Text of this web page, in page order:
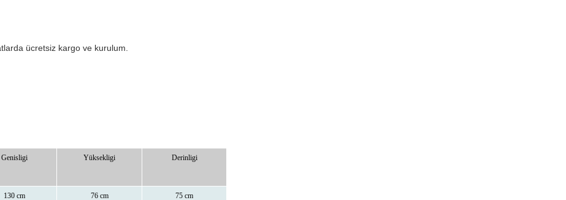
ücretsiz kargo ve kurulum.
Genisligi Yüksekligi Derinligi
130 cm 76 cm 75 cm